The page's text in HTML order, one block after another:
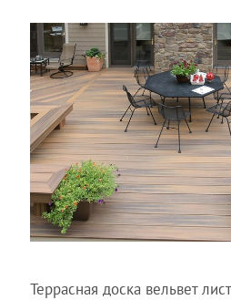
Террасная доска вельвет